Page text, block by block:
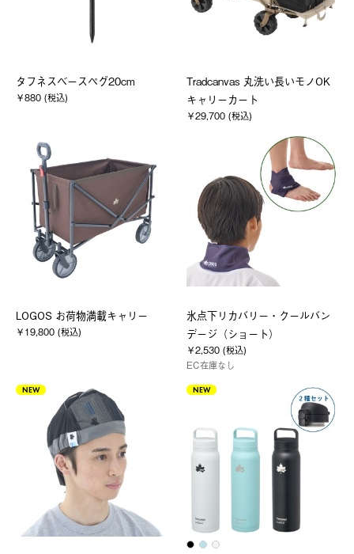
タフネスベースペグ20cm
￥880 (税込)
Tradcanvas 丸洗い長いモノOK
キャリーカート
￥29,700 (税込)
LOGOS お荷物満載キャリー
￥19,800 (税込)
氷点下リカバリー・クールバン
デージ（ショート）
￥2,530 (税込)
EC在庫なし
NEW NEW